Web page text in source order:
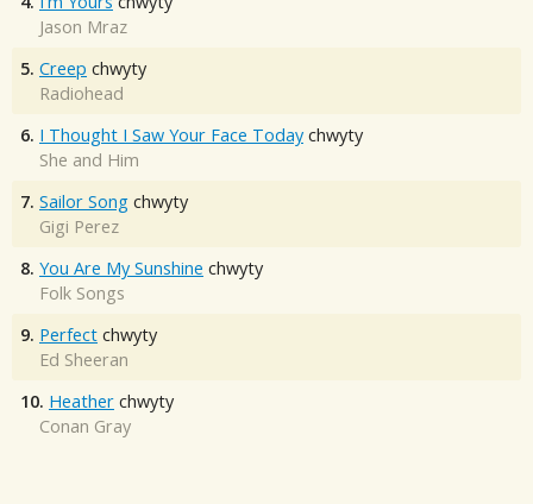
Jason Mraz
5. Creep chwyty
Radiohead
6. I Thought I Saw Your Face Today chwyty
She and Him
7. Sailor Song chwyty
Gigi Perez
8. You Are My Sunshine chwyty
Folk Songs
9. Perfect chwyty
Ed Sheeran
10. Heather chwyty
Conan Gray